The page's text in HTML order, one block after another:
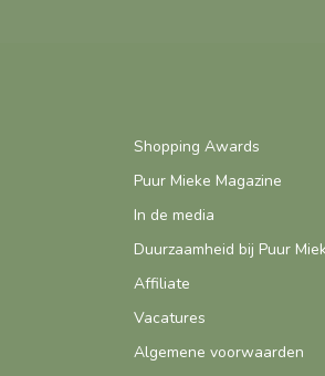
Shopping Awards
Puur Mieke Magazine
In de media
Duurzaamheid bij Puur
Affiliate
Vacatures
Algemene voorwaarden